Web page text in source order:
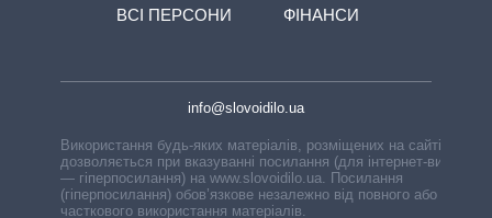
ВСІ ПЕРСОНИ
ФІНАНСИ
info@slovoidilo.ua
Використання будь-яких матеріалів, розміщених на сайті,
дозволяється при вказуванні посилання (для інтернет-видань
— гіперпосилання) на www.slovoidilo.ua. Посилання
(гіперпосилання) обов’язкове незалежно від повного або
часткового використання матеріалів.